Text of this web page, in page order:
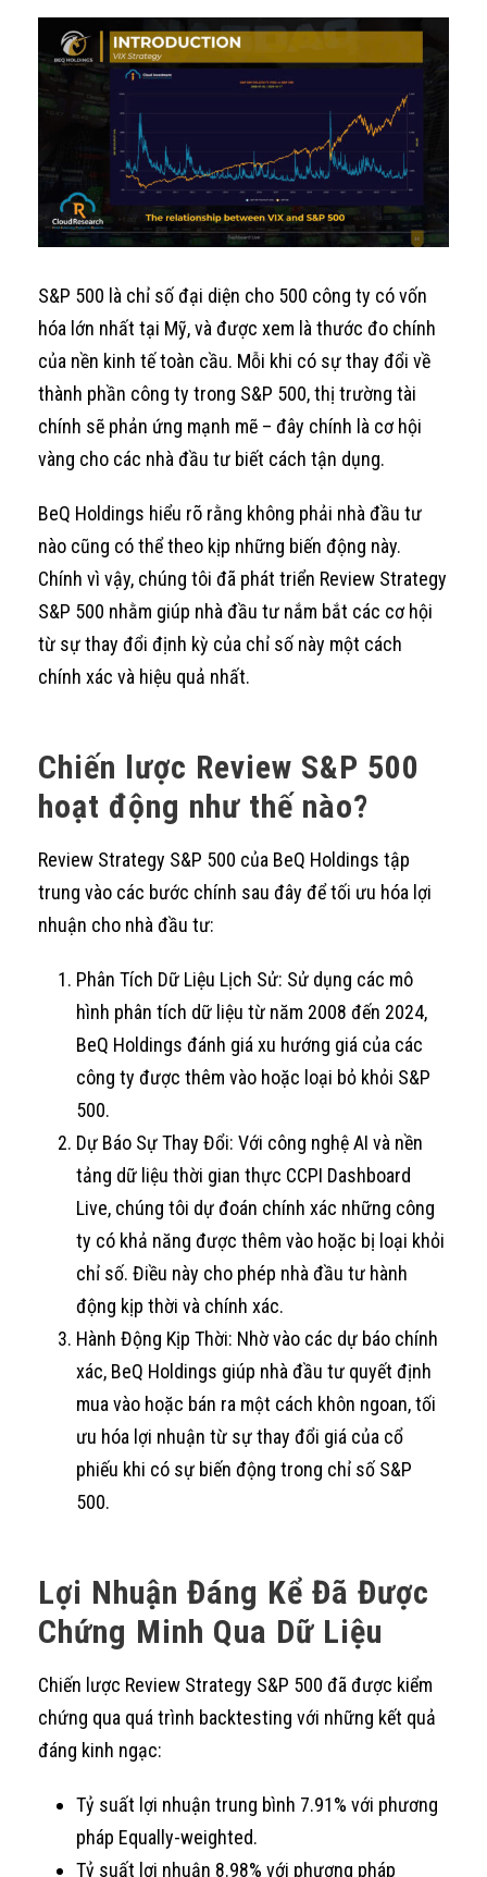
S&P 500 là chỉ số đại diện cho 500 công ty có vốn
hóa lớn nhất tại Mỹ, và được xem là thước đo chính
của nền kinh tế toàn cầu. Mỗi khi có sự thay đổi về
thành phần công ty trong S&P 500, thị trường tài
chính sẽ phản ứng mạnh mẽ – đây chính là cơ hội
vàng cho các nhà đầu tư biết cách tận dụng.
BeQ Holdings hiểu rõ rằng không phải nhà đầu tư
nào cũng có thể theo kịp những biến động này.
Chính vì vậy, chúng tôi đã phát triển Review Strategy
S&P 500 nhằm giúp nhà đầu tư nắm bắt các cơ hội
từ sự thay đổi định kỳ của chỉ số này một cách
chính xác và hiệu quả nhất.
Chiến lược Review S&P 500
hoạt động như thế nào?
Review Strategy S&P 500 của BeQ Holdings tập
trung vào các bước chính sau đây để tối ưu hóa lợi
nhuận cho nhà đầu tư:
Phân Tích Dữ Liệu Lịch Sử: Sử dụng các mô
hình phân tích dữ liệu từ năm 2008 đến 2024,
BeQ Holdings đánh giá xu hướng giá của các
công ty được thêm vào hoặc loại bỏ khỏi S&P
500.
Dự Báo Sự Thay Đổi: Với công nghệ AI và nền
tảng dữ liệu thời gian thực CCPI Dashboard
Live, chúng tôi dự đoán chính xác những công
ty có khả năng được thêm vào hoặc bị loại khỏi
chỉ số. Điều này cho phép nhà đầu tư hành
động kịp thời và chính xác.
Hành Động Kịp Thời: Nhờ vào các dự báo chính
xác, BeQ Holdings giúp nhà đầu tư quyết định
mua vào hoặc bán ra một cách khôn ngoan, tối
ưu hóa lợi nhuận từ sự thay đổi giá của cổ
phiếu khi có sự biến động trong chỉ số S&P
500.
Lợi Nhuận Đáng Kể Đã Được
Chứng Minh Qua Dữ Liệu
Chiến lược Review Strategy S&P 500 đã được kiểm
chứng qua quá trình backtesting với những kết quả
đáng kinh ngạc:
Tỷ suất lợi nhuận trung bình 7.91% với phương
pháp Equally-weighted.
Tỷ suất lợi nhuận 8.98% với phương pháp